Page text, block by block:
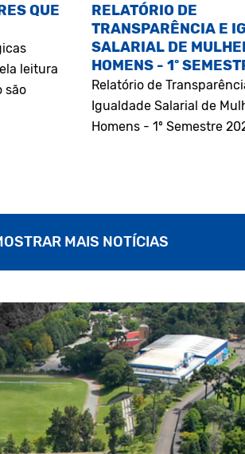
QUE
leitura
são
RELATÓRIO DE
TRANSPARÊNCIA E
SALARIAL DE
HOMENS - 1º
Relatório de
Igualdade Salarial de
Homens - 1º Semestre
MAIS NOTÍCIAS